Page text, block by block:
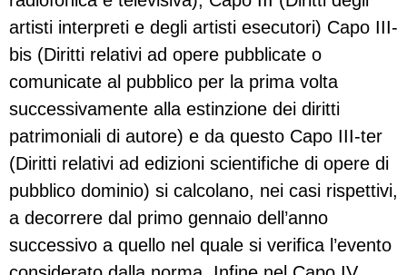
artisti interpreti e degli artisti esecutori) Capo III-
bis (Diritti relativi ad opere pubblicate o
comunicate al pubblico per la prima volta
successivamente alla estinzione dei diritti
patrimoniali di autore) e da questo Capo III-ter
(Diritti relativi ad edizioni scientifiche di opere di
pubblico dominio) si calcolano, nei casi rispettivi,
a decorrere dal primo gennaio dell’anno
successivo a quello nel quale si verifica l’evento